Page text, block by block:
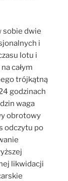
sobie dwie
i
lotu i
całym
trójkątną
godzinach
waga
obrotowy
odczytu po
likwidacji